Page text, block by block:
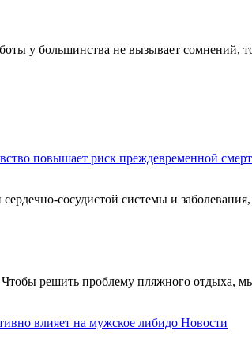
у большинства не вызывает сомнений,
повышает риск преждевременной
сосудистой системы и
решить проблему пляжного отдыха,
влияет на мужское либидо Новости